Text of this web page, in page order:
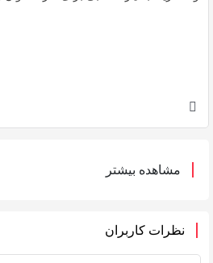
مشاهده بیشتر
نظرات کاربران